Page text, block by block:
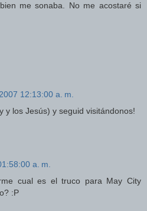
me sonaba. No me acostaré si
12:13:00 a. m.
y los Jesús) y seguid visitándonos!
a. m.
cual es el truco para May City
:P